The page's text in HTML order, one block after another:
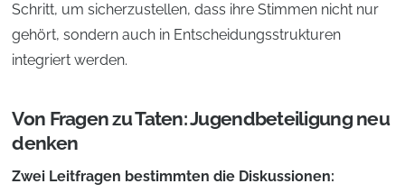
Schritt, um sicherzustellen, dass ihre Stimmen nicht nur
gehört, sondern auch in Entscheidungsstrukturen
integriert werden.
Von Fragen zu Taten: Jugendbeteiligung neu
denken
Zwei Leitfragen bestimmten die Diskussionen: